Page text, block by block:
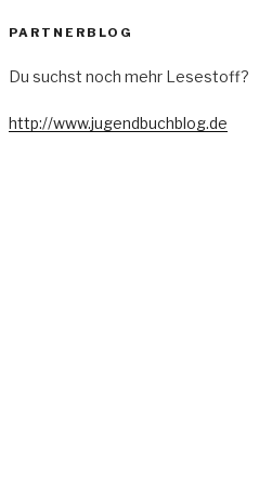
PARTNERBLOG
Du suchst noch mehr Lesestoff?
http://www.jugendbuchblog.de